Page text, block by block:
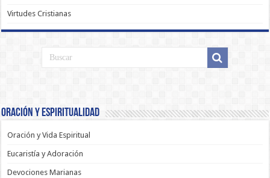
Virtudes Cristianas
Oración y Espiritualidad
Oración y Vida Espiritual
Eucaristía y Adoración
Devociones Marianas